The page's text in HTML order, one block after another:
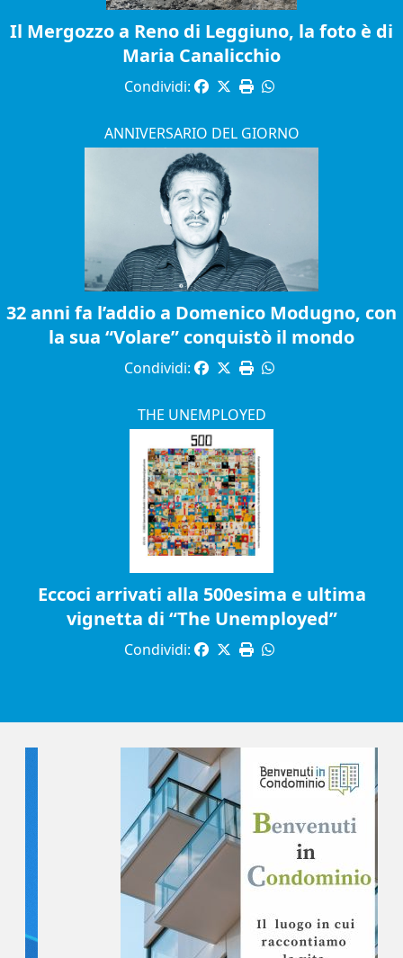
Il Mergozzo a Reno di Leggiuno, la foto è di
Maria Canalicchio
Condividi:
ANNIVERSARIO DEL GIORNO
32 anni fa l’addio a Domenico Modugno, con
la sua “Volare” conquistò il mondo
Condividi:
THE UNEMPLOYED
Eccoci arrivati alla 500esima e ultima
vignetta di “The Unemployed”
Condividi: